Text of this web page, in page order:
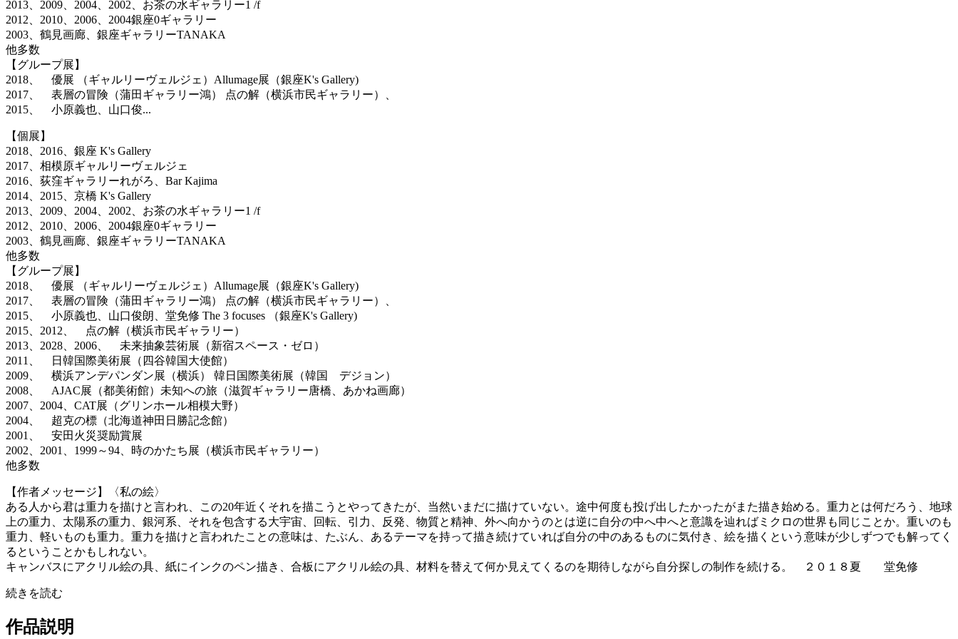
2013、2009、2004、2002、お茶の水ギャラリー1 /f
2012、2010、2006、2004銀座0ギャラリー
2003、鶴見画廊、銀座ギャラリーTANAKA
他多数
【グループ展】
2018、 優展 （ギャルリーヴェルジェ）Allumage展（銀座K's Gallery)
2017、 表層の冒険（蒲田ギャラリー鴻） 点の解（横浜市民ギャラリー）、
2015、 小原義也、山口俊...
【個展】
2018、2016、銀座 K's Gallery
2017、相模原ギャルリーヴェルジェ
2016、荻窪ギャラリーれがろ、Bar Kajima
2014、2015、京橋 K's Gallery
2013、2009、2004、2002、お茶の水ギャラリー1 /f
2012、2010、2006、2004銀座0ギャラリー
2003、鶴見画廊、銀座ギャラリーTANAKA
他多数
【グループ展】
2018、 優展 （ギャルリーヴェルジェ）Allumage展（銀座K's Gallery)
2017、 表層の冒険（蒲田ギャラリー鴻） 点の解（横浜市民ギャラリー）、
2015、 小原義也、山口俊朗、堂免修 The 3 focuses （銀座K's Gallery)
2015、2012、 点の解（横浜市民ギャラリー）
2013、2028、2006、 未来抽象芸術展（新宿スペース・ゼロ）
2011、 日韓国際美術展（四谷韓国大使館）
2009、 横浜アンデパンダン展（横浜） 韓日国際美術展（韓国 デジョン）
2008、 AJAC展（都美術館）未知への旅（滋賀ギャラリー唐橋、あかね画廊）
2007、2004、CAT展（グリンホール相模大野）
2004、 超克の標（北海道神田日勝記念館）
2001、 安田火災奨励賞展
2002、2001、1999～94、時のかたち展（横浜市民ギャラリー）
他多数
【作者メッセージ】〈私の絵〉
ある人から君は重力を描けと言われ、この20年近くそれを描こうとやってきたが、当然いまだに描けていない。途中何度も投げ出したかったがまた描き始める。重力とは何だろう、地球
上の重力、太陽系の重力、銀河系、それを包含する大宇宙、回転、引力、反発、物質と精神、外へ向かうのとは逆に自分の中へ中へと意識を辿ればミクロの世界も同じことか。重いのも
重力、軽いものも重力。重力を描けと言われたことの意味は、たぶん、あるテーマを持って描き続けていれば自分の中のあるものに気付き、絵を描くという意味が少しずつでも解ってく
るということかもしれない。
キャンバスにアクリル絵の具、紙にインクのペン描き、合板にアクリル絵の具、材料を替えて何か見えてくるのを期待しながら自分探しの制作を続ける。 ２０１８夏 堂免修
続きを読む
作品説明